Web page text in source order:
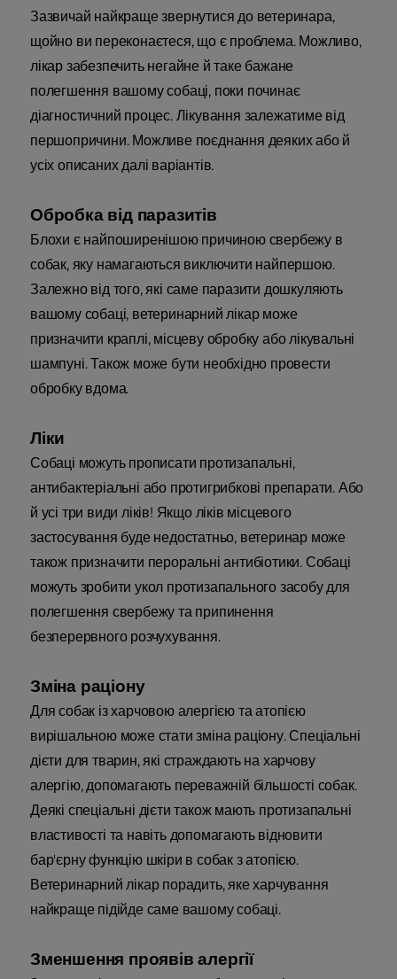
Зазвичай найкраще звернутися до ветеринара,
щойно ви переконаєтеся, що є проблема. Можливо,
лікар забезпечить негайне й таке бажане
полегшення вашому собаці, поки починає
діагностичний процес. Лікування залежатиме від
першопричини. Можливе поєднання деяких або й
усіх описаних далі варіантів.
Обробка від паразитів
Блохи є найпоширенішою причиною свербежу в
собак, яку намагаються виключити найпершою.
Залежно від того, які саме паразити дошкуляють
вашому собаці, ветеринарний лікар може
призначити краплі, місцеву обробку або лікувальні
шампуні. Також може бути необхідно провести
обробку вдома.
Ліки
Собаці можуть прописати протизапальні,
антибактеріальні або протигрибкові препарати. Або
й усі три види ліків! Якщо ліків місцевого
застосування буде недостатньо, ветеринар може
також призначити пероральні антибіотики. Собаці
можуть зробити укол протизапального засобу для
полегшення свербежу та припинення
безперервного розчухування.
Зміна раціону
Для собак із харчовою алергією та атопією
вирішальною може стати зміна раціону. Спеціальні
дієти для тварин, які страждають на харчову
алергію, допомагають переважній більшості собак.
Деякі спеціальні дієти також мають протизапальні
властивості та навіть допомагають відновити
бар'єрну функцію шкіри в собак з атопією.
Ветеринарний лікар порадить, яке харчування
найкраще підійде саме вашому собаці.
Зменшення проявів алергії